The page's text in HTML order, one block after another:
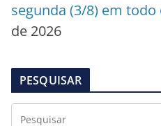
segunda (3/8) em todo
de 2026
PESQUISAR